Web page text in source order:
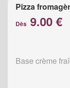
Pizza
Dès 9.00 €
Base crème